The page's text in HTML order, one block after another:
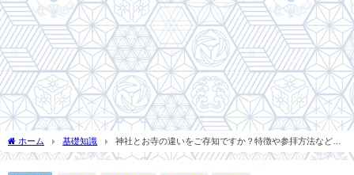
ホーム 基礎知識
神社とお寺の違いをご存知ですか？特徴や参拝方法などわ
かりやすく解説